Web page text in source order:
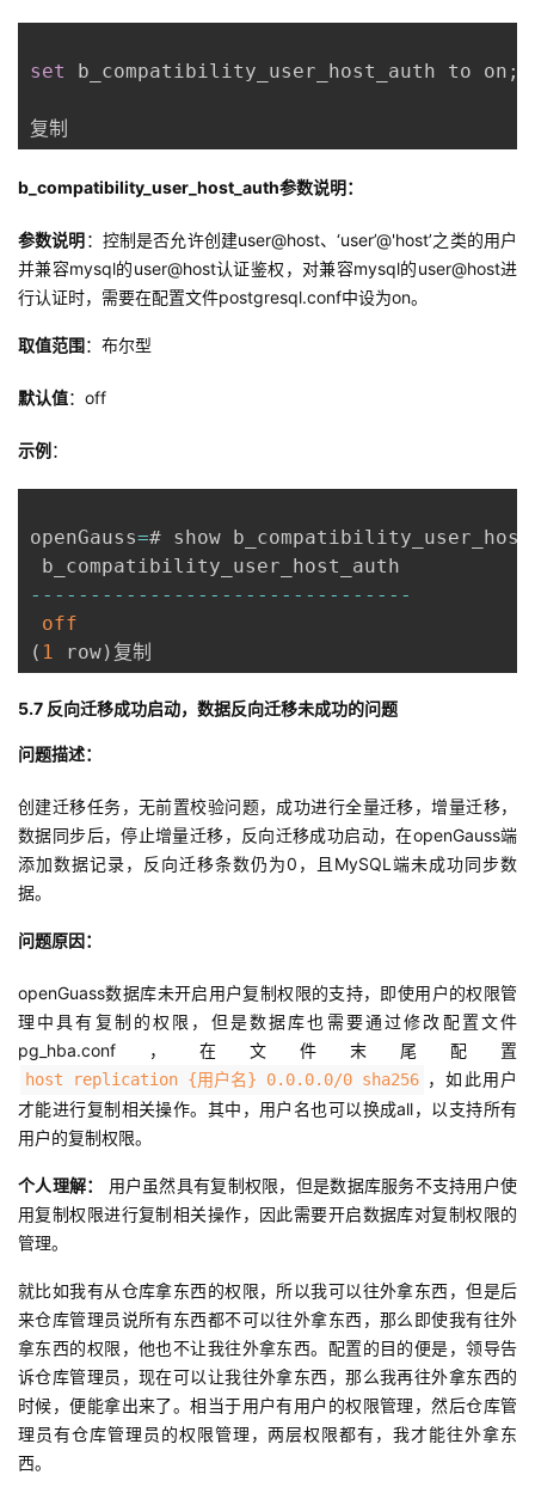
set b_compatibility_user_host_auth to on ;
复制
b_compatibility_user_host_auth参数说明：
参数说明：控制是否允许创建user@host、‘user’@'host’之类的用户
并兼容mysql的user@host认证鉴权，对兼容mysql的user@host进
行认证时，需要在配置文件postgresql.conf中设为on。
取值范围：布尔型
默认值：off
示例 ：
openGauss=# show
-- -- -- -- -- -- -- -- -- -- -- -- -- -- -- --
off
( 1 row) 复制
5.7 反向迁移成功启动，数据反向迁移未成功的问题
问题描述：
创建迁移任务，无前置校验问题，成功进行全量迁移，增量迁移，
数据同步后，停止增量迁移，反向迁移成功启动，在openGauss端
添加数据记录，反向迁移条数仍为0，且MySQL端未成功同步数
据。
问题原因：
openGuass数据库未开启用户复制权限的支持，即使用户的权限管
理中具有复制的权限，但是数据库也需要通过修改配置文件
pg_hba.conf，在文件末尾配置
host replication {用户名} 0.0.0.0/0 sha256 ，如此用户
才能进行复制相关操作。其中，用户名也可以换成all，以支持所有
用户的复制权限。
个人理解：
用户虽然具有复制权限，但是数据库服务不支持用户使
用复制权限进行复制相关操作，因此需要开启数据库对复制权限的
管理。
就比如我有从仓库拿东西的权限，所以我可以往外拿东西，但是后
来仓库管理员说所有东西都不可以往外拿东西，那么即使我有往外
拿东西的权限，他也不让我往外拿东西。配置的目的便是，领导告
诉仓库管理员，现在可以让我往外拿东西，那么我再往外拿东西的
时候，便能拿出来了。相当于用户有用户的权限管理，然后仓库管
理员有仓库管理员的权限管理，两层权限都有，我才能往外拿东
西。